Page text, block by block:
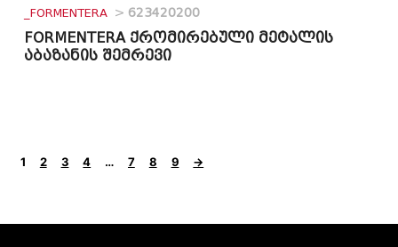
_FORMENTERA > 623420200
FORMENTERA ქრომირებული მეტალის
აბაზანის შემრევი
1 2 3 4 … 7 8 9 →